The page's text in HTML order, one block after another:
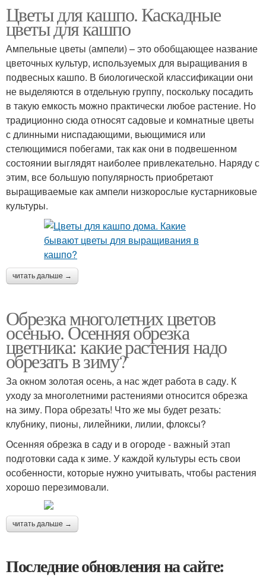
Цветы для кашпо. Каскадные
цветы для кашпо
Ампельные цветы (ампели) – это обобщающее название
цветочных культур, используемых для выращивания в
подвесных кашпо. В биологической классификации они
не выделяются в отдельную группу, поскольку посадить
в такую емкость можно практически любое растение. Но
традиционно сюда относят садовые и комнатные цветы
с длинными ниспадающими, вьющимися или
стелющимися побегами, так как они в подвешенном
состоянии выглядят наиболее привлекательно. Наряду с
этим, все большую популярность приобретают
выращиваемые как ампели низкорослые кустарниковые
культуры.
читать дальше →
Обрезка многолетних цветов
осенью. Осенняя обрезка
цветника: какие растения надо
обрезать в зиму?
За окном золотая осень, а нас ждет работа в саду. К
уходу за многолетними растениями относится обрезка
на зиму. Пора обрезать! Что же мы будет резать:
клубнику, пионы, лилейники, лилии, флоксы?
Осенняя обрезка в саду и в огороде - важный этап
подготовки сада к зиме. У каждой культуры есть свои
особенности, которые нужно учитывать, чтобы растения
хорошо перезимовали.
читать дальше →
Последние обновления на сайте: